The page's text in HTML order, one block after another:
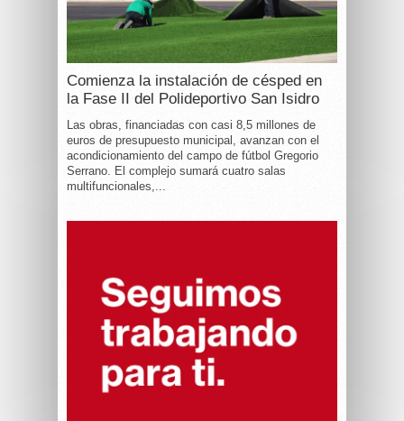
Comienza la instalación de césped en
la Fase II del Polideportivo San Isidro
Las obras, financiadas con casi 8,5 millones de
euros de presupuesto municipal, avanzan con el
acondicionamiento del campo de fútbol Gregorio
Serrano. El complejo sumará cuatro salas
multifuncionales,...